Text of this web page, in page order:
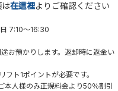
は在這裡よりご確認ください
7:10～16:30
お預かりします。返却時に返金い
ト1ポイントが必要です。
本人様のみ正規料金より50％割引